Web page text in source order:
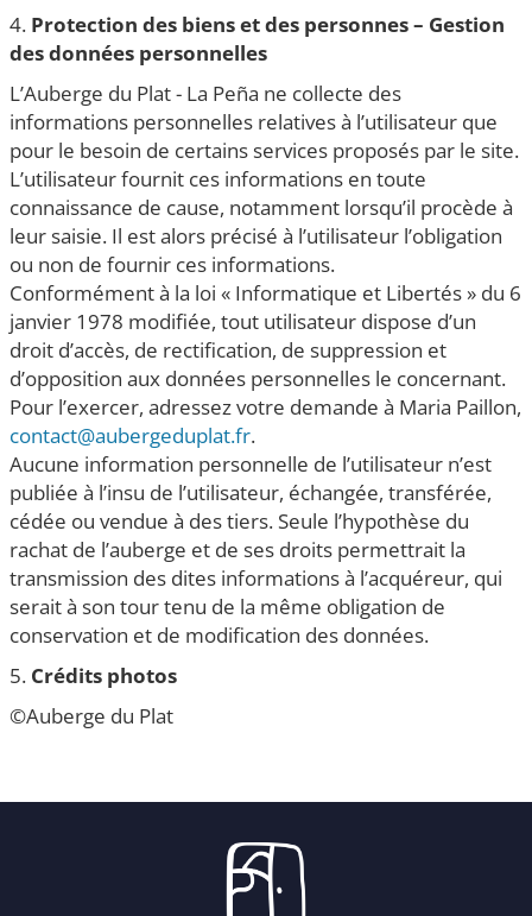
4. Protection des biens et des personnes – Gestion
des données personnelles
L’Auberge du Plat - La Peña ne collecte des
informations personnelles relatives à l’utilisateur que
pour le besoin de certains services proposés par le site.
L’utilisateur fournit ces informations en toute
connaissance de cause, notamment lorsqu’il procède à
leur saisie. Il est alors précisé à l’utilisateur l’obligation
ou non de fournir ces informations.
Conformément à la loi « Informatique et Libertés » du 6
janvier 1978 modifiée, tout utilisateur dispose d’un
droit d’accès, de rectification, de suppression et
d’opposition aux données personnelles le concernant.
Pour l’exercer, adressez votre demande à Maria Paillon,
contact@aubergeduplat.fr.
Aucune information personnelle de l’utilisateur n’est
publiée à l’insu de l’utilisateur, échangée, transférée,
cédée ou vendue à des tiers. Seule l’hypothèse du
rachat de l’auberge et de ses droits permettrait la
transmission des dites informations à l’acquéreur, qui
serait à son tour tenu de la même obligation de
conservation et de modification des données.
5. Crédits photos
©Auberge du Plat